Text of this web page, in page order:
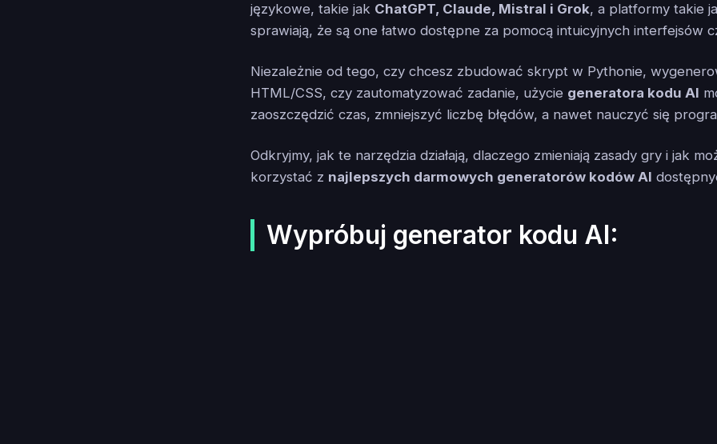
językowe, takie jak ChatGPT, Claude, Mistral i Grok, a platformy takie
sprawiają, że są one łatwo dostępne za pomocą intuicyjnych interfejsów
Niezależnie od tego, czy chcesz zbudować skrypt w Pythonie,
HTML/CSS, czy zautomatyzować zadanie, użycie generatora kodu AI
zaoszczędzić czas, zmniejszyć liczbę błędów, a nawet nauczyć się
Odkryjmy, jak te narzędzia działają, dlaczego zmieniają zasady gry i jak
korzystać z najlepszych darmowych generatorów kodów AI
Wypróbuj generator kodu AI: